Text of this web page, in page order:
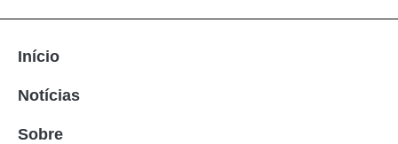
Início
Notícias
Sobre